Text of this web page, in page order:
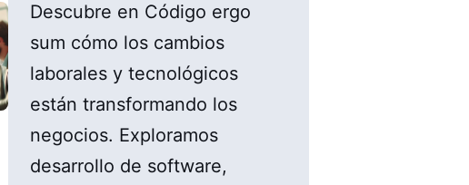
Descubre en Código ergo
sum cómo los cambios
laborales y tecnológicos
están transformando los
negocios. Exploramos
desarrollo de software,